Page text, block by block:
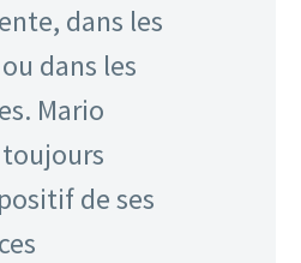
dans les
dans les
Mario
de ses